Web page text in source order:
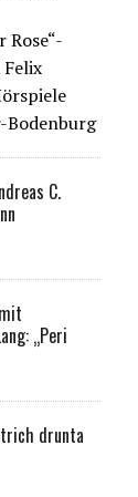
Rose“-
Bodenburg
C.
„Peri
drunta